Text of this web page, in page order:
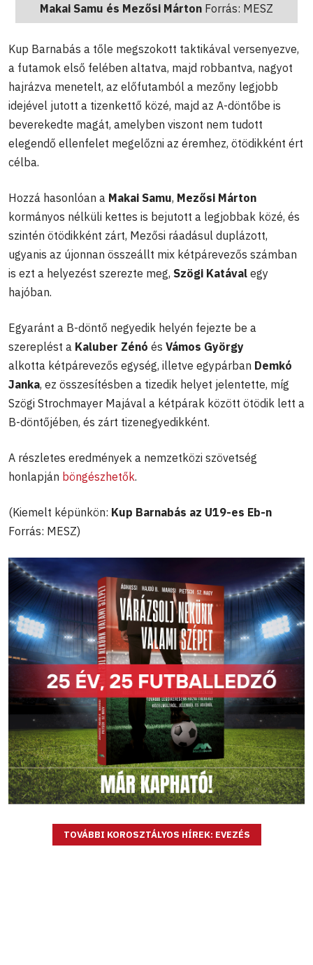
Makai Samu és Mezősi Márton Forrás: MESZ
Kup Barnabás a tőle megszokott taktikával versenyezve,
a futamok első felében altatva, majd robbantva, nagyot
hajrázva menetelt, az előfutamból a mezőny legjobb
idejével jutott a tizenkettő közé, majd az A-döntőbe is
beverekedte magát, amelyben viszont nem tudott
elegendő ellenfelet megelőzni az éremhez, ötödikként ért
célba.
Hozzá hasonlóan a Makai Samu, Mezősi Márton
kormányos nélküli kettes is bejutott a legjobbak közé, és
szintén ötödikként zárt, Mezősi ráadásul duplázott,
ugyanis az újonnan összeállt mix kétpárevezős számban
is ezt a helyezést szerezte meg, Szögi Katával egy
hajóban.
Egyaránt a B-döntő negyedik helyén fejezte be a
szereplést a Kaluber Zénó és Vámos György
alkotta kétpárevezős egység, illetve egypárban Demkó
Janka, ez összesítésben a tizedik helyet jelentette, míg
Szögi Strochmayer Majával a kétpárak között ötödik lett a
B-döntőjében, és zárt tizenegyedikként.
A részletes eredmények a nemzetközi szövetség
honlapján böngészhetők.
(Kiemelt képünkön: Kup Barnabás az U19-es Eb-n
Forrás: MESZ)
TOVÁBBI KOROSZTÁLYOS HÍREK: EVEZÉS